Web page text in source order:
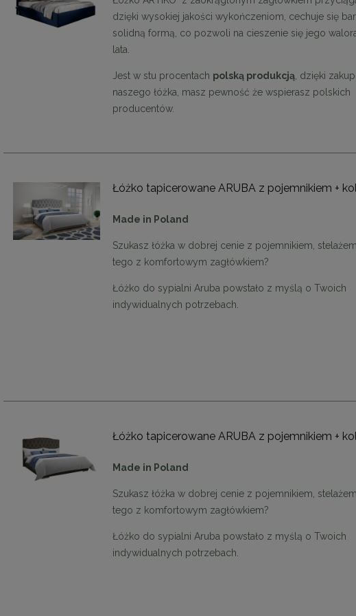
cm
1 999,00 zł
DO KOSZYKA
cm
1 999,00 zł
dzięki wysokiej jakości wykończeniom, cechuje się
solidną formą, co pozwoli na cieszenie się jego
lata.
Jest w stu procentach polską produkcją, dzięki
naszego łóżka, masz pewność że wspierasz polskich
producentów.
Łóżko tapicerowane ARUBA z pojemnikiem +
Made in Poland
Szukasz łóżka w dobrej cenie z pojemnikiem,
tego z komfortowym zagłówkiem?
Łóżko do sypialni Aruba powstało z myślą o Twoich
indywidualnych potrzebach.
Łóżko tapicerowane ARUBA z pojemnikiem +
Made in Poland
Szukasz łóżka w dobrej cenie z pojemnikiem,
tego z komfortowym zagłówkiem?
Łóżko do sypialni Aruba powstało z myślą o Twoich
indywidualnych potrzebach.